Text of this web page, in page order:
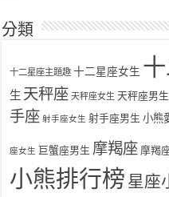
分類
十二星座主題趣 十二星座女生
生 天秤座 天秤座女生 天秤座男生
手座 射手座女生 射手座男生 小熊
座女生 巨蟹座男生 摩羯座 摩羯
小熊排行榜 星座